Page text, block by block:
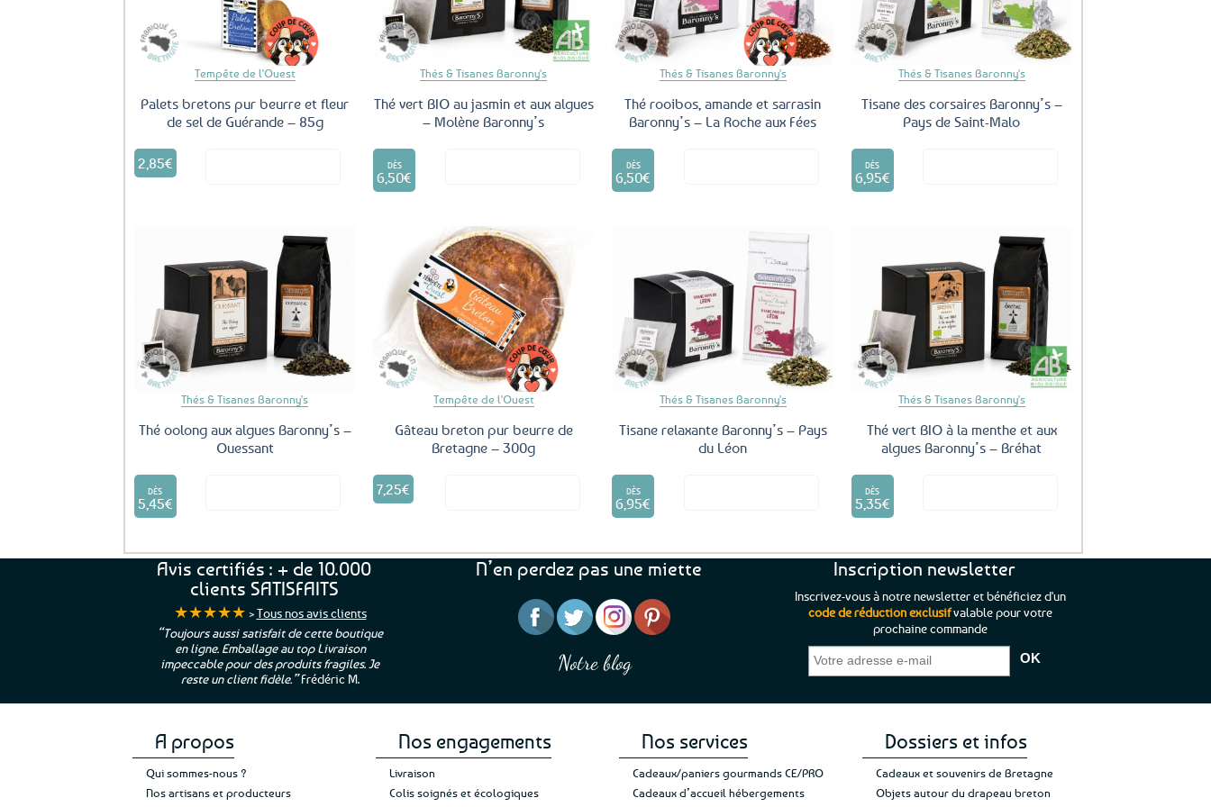
page
du
produit
la
page
du
produit
la
page
du
produit
Tempête de l'Ouest
Palets bretons pur beurre et fleur
de sel de Guérande – 85g
2,85€
Thés & Tisanes Baronny's
Thé vert BIO au jasmin et aux algues
– Molène Baronny’s
DÈS
6,50€
Ce
options
peuvent
être
choisies
sur
la
page
du
produit
Thés & Tisanes Baronny's
Thé rooibos, amande et sarrasin
Baronny’s – La Roche aux Fées
DÈS
6,50€
Ce
peuvent
être
sur
la
page
du
produit
Thés & Tisanes Baronny's
Tisane des corsaires Baronny’s –
Pays de Saint-Malo
DÈS
6,95€
Ce
peuvent
choisies
sur
la
page
du
produit
Ajouter
aux
favoris
Thés & Tisanes Baronny's
Thé oolong aux algues Baronny’s –
Ouessant
DÈS
5,45€
Ce
Les
options
peuvent
être
choisies
sur
la
du
Ajouter
aux
favoris
Tempête de l'Ouest
Gâteau breton pur beurre de
Bretagne – 300g
7,25€
Ajouter
favoris
Thés & Tisanes Baronny's
Tisane relaxante Baronny’s – Pays
du Léon
DÈS
6,95€
Ce
Les
peuvent
être
choisies
du
Ajouter
aux
favoris
Thés & Tisanes Baronny's
Thé vert BIO à la menthe et aux
algues Baronny’s – Bréhat
DÈS
5,35€
Ce
Les
peuvent
être
choisies
du
Avis certifiés : + de 10.000
clients SATISFAITS
★★★★★ >Tous nos avis clients
“Toujours aussi satisfait de cette boutique
en ligne. Emballage au top Livraison
impeccable pour des produits fragiles. Je
reste un client fidèle.”Frédéric M.
“Une boutique que je recommande pour
leur sérieux, des bons et beaux produits
et une équipe à l’écoute :-)”Patricia M.
“J’ai mis 5 étoiles parce que je pouvais pas
en mettre 6 ;)
Je suis plus que satisfaite de mon achat et
de ma livraison. Ne changez rien”Jade C.
“C’est agréable et tout aussi rassurant
de constater qu’il n’y a pas de petite
commande, mais un client à satisfaire.”
N’en perdez pas une miette
Notre blog
Inscription newsletter
Inscrivez-vous à notre newsletter et bénéficiez d'un
code de réduction exclusifvalable pour votre
prochaine commande
A propos
Qui sommes-nous ?
Nos artisans et producteurs
Nos engagements
Livraison
Colis soignés et écologiques
Nos services
Cadeaux/paniers gourmands CE/PRO
Cadeaux d’accueil hébergements
Dossiers et infos
Cadeaux et souvenirs de Bretagne
Objets autour du drapeau breton